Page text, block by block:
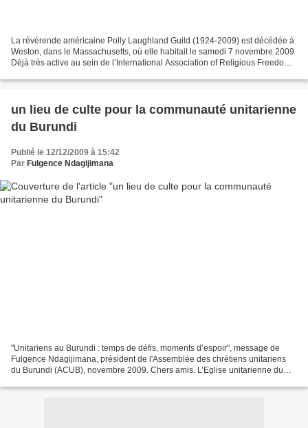
La révérende américaine Polly Laughland Guild (1924-2009) est décédée à
Weston, dans le Massachusetts, où elle habitait le samedi 7 novembre 2009
Déjà très active au sein de l’International Association of Religious Freedom
un lieu de culte pour la communauté unitarienne
du Burundi
Publié le 12/12/2009 à 15:42
Par Fulgence Ndagijimana
"Unitariens au Burundi : temps de défis, moments d’espoir", message de
Fulgence Ndagijimana, président de l'Assemblée des chrétiens unitariens
du Burundi (ACUB), novembre 2009. Chers amis. L’Eglise unitarienne du